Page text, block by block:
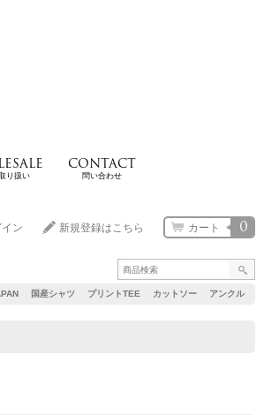
り扱い
CONTACT
問い合わせ
国産シャツ プリントTEE カットソー アンクル
0
カート
イン 新規登録はこちら